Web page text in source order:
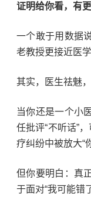
证明给你看，有
一个敢于用数据
老教授更接近医学
其实，医生祛魅
当你还是一个小
任批评“不听话”
疗纠纷中被放大“
但你要明白：真
于面对“我可能错